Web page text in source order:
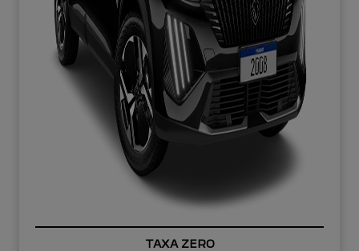
TAXA ZERO